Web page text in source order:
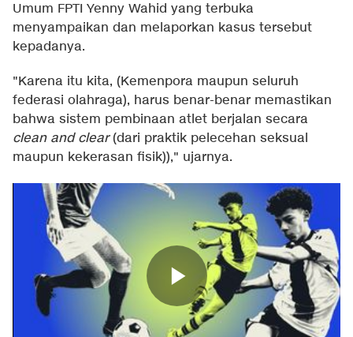
Umum FPTI Yenny Wahid yang terbuka
menyampaikan dan melaporkan kasus tersebut
kepadanya.
"Karena itu kita, (Kemenpora maupun seluruh
federasi olahraga), harus benar-benar memastikan
bahwa sistem pembinaan atlet berjalan secara
clean and clear(dari praktik pelecehan seksual
maupun kekerasan fisik))," ujarnya.